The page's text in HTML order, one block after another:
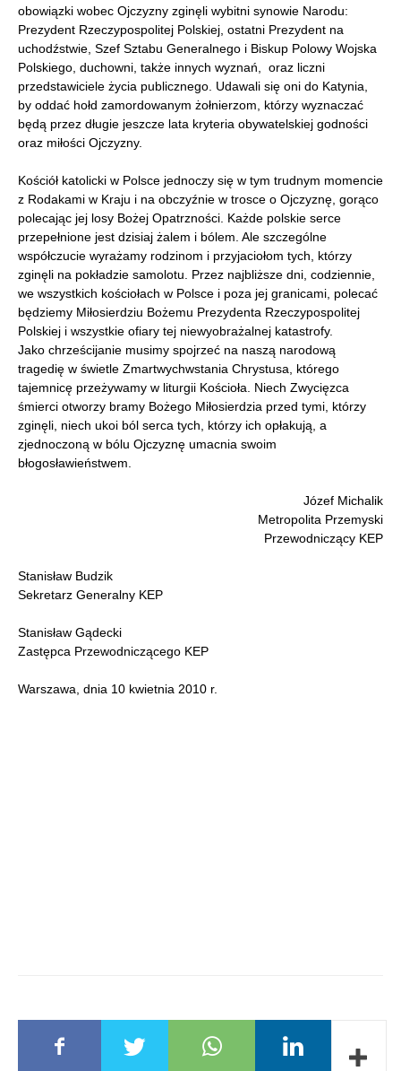
obowiązki wobec Ojczyzny zginęli wybitni synowie Narodu:
Prezydent Rzeczypospolitej Polskiej, ostatni Prezydent na
uchodźstwie, Szef Sztabu Generalnego i Biskup Polowy Wojska
Polskiego, duchowni, także innych wyznań, oraz liczni
przedstawiciele życia publicznego. Udawali się oni do Katynia,
by oddać hołd zamordowanym żołnierzom, którzy wyznaczać
będą przez długie jeszcze lata kryteria obywatelskiej godności
oraz miłości Ojczyzny.
Kościół katolicki w Polsce jednoczy się w tym trudnym momencie
z Rodakami w Kraju i na obczyźnie w trosce o Ojczyznę, gorąco
polecając jej losy Bożej Opatrzności. Każde polskie serce
przepełnione jest dzisiaj żalem i bólem. Ale szczególne
współczucie wyrażamy rodzinom i przyjaciołom tych, którzy
zginęli na pokładzie samolotu. Przez najbliższe dni, codziennie,
we wszystkich kościołach w Polsce i poza jej granicami, polecać
będziemy Miłosierdziu Bożemu Prezydenta Rzeczypospolitej
Polskiej i wszystkie ofiary tej niewyobrażalnej katastrofy.
Jako chrześcijanie musimy spojrzeć na naszą narodową
tragedię w świetle Zmartwychwstania Chrystusa, którego
tajemnicę przeżywamy w liturgii Kościoła. Niech Zwycięzca
śmierci otworzy bramy Bożego Miłosierdzia przed tymi, którzy
zginęli, niech ukoi ból serca tych, którzy ich opłakują, a
zjednoczoną w bólu Ojczyznę umacnia swoim
błogosławieństwem.
Józef Michalik
Metropolita Przemyski
Przewodniczący KEP
Stanisław Budzik
Sekretarz Generalny KEP
Stanisław Gądecki
Zastępca Przewodniczącego KEP
Warszawa, dnia 10 kwietnia 2010 r.